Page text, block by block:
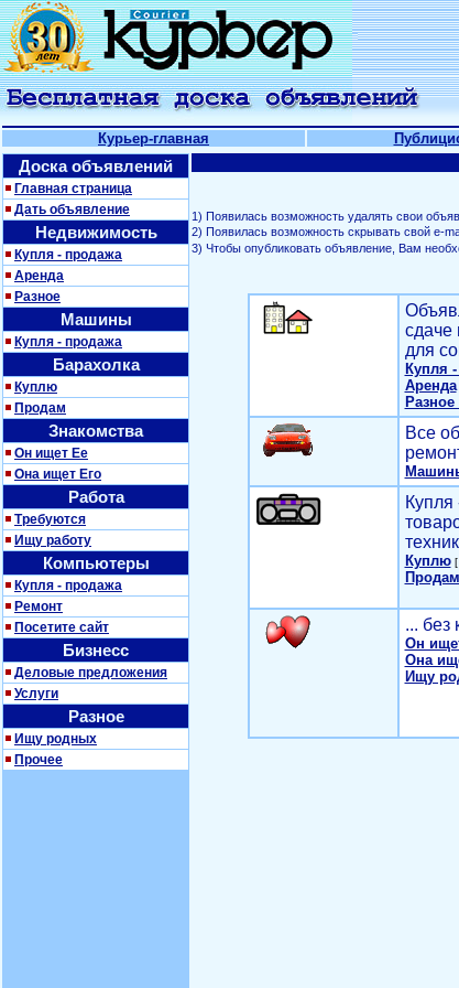
Курьер-главная
Доска объявлений
Главная страница
Дать объявление
Недвижимость
Купля - продажа
Аренда
Разное
Машины
Купля - продажа
Барахолка
Куплю
Продам
Знакомства
Он ищет Ее
Она ищет Его
Работа
Требуются
Ищу работу
Компьютеры
Купля - продажа
Ремонт
Посетите сайт
Бизнесс
Деловые предложения
Услуги
Разное
Ищу родных
Прочее
1) Появилась возможность удалять свои
2) Появилась возможность скрывать свой е-
3) Чтобы опубликовать объявление, Вам
сдаче
для
Купля
Аренда
Все
Купля
Куплю[
Продам
... без
Он
Она
Ищу